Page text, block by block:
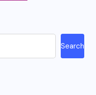
Search